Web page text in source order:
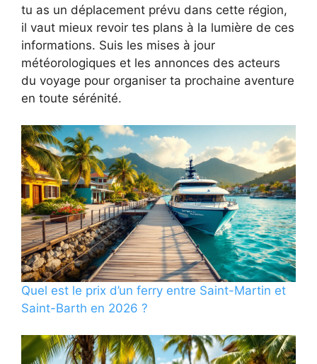
tu as un déplacement prévu dans cette région,
il vaut mieux revoir tes plans à la lumière de ces
informations. Suis les mises à jour
météorologiques et les annonces des acteurs
du voyage pour organiser ta prochaine aventure
en toute sérénité.
Quel est le prix d’un ferry entre Saint-Martin et
Saint-Barth en 2026 ?